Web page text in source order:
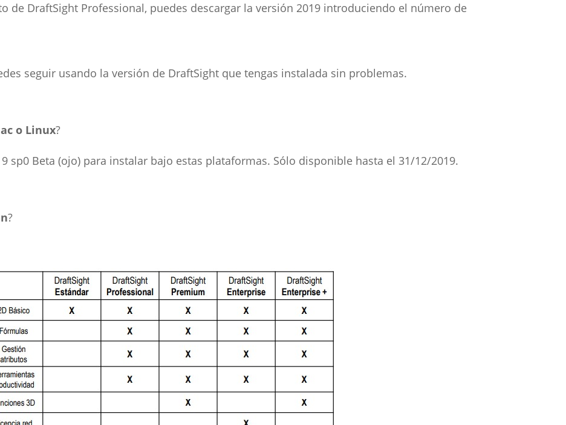
de DraftSight Professional, puedes descargar la versión 2019 introduciendo el número de
seguir usando la versión de DraftSight que tengas instalada sin problemas.
o Linux?
sp0 Beta (ojo) para instalar bajo estas plataformas. Sólo disponible hasta el 31/12/2019.
?